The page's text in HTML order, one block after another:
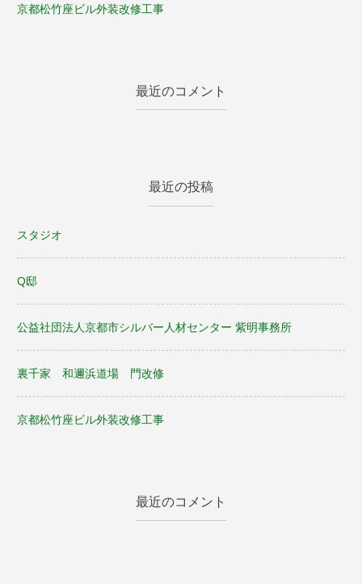
京都松竹座ビル外装改修工事
最近のコメント
最近の投稿
スタジオ
Q邸
公益社団法人京都市シルバー人材センター 紫明事務所
裏千家 和邇浜道場 門改修
京都松竹座ビル外装改修工事
最近のコメント